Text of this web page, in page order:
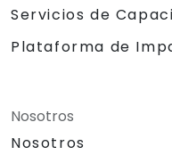
Servicios de
Plataforma de
Nosotros
Nosotros